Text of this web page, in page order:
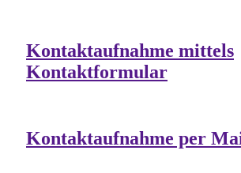
Kontaktaufnahme mittels
Kontaktformular
Kontaktaufnahme per